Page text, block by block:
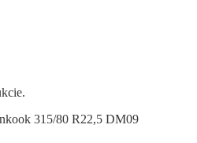
315/80 R22,5 DM09